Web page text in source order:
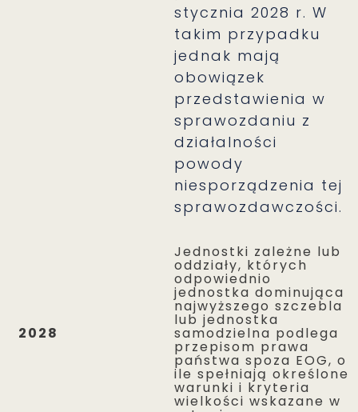
stycznia 2028 r. W
takim przypadku
jednak mają
obowiązek
przedstawienia w
sprawozdaniu z
działalności
powody
niesporządzenia tej
sprawozdawczości.
2028
Jednostki zależne lub
oddziały, których
odpowiednio
jednostka dominująca
najwyższego szczebla
lub jednostka
samodzielna podlega
przepisom prawa
państwa spoza EOG, o
ile spełniają określone
warunki i kryteria
wielkości wskazane w